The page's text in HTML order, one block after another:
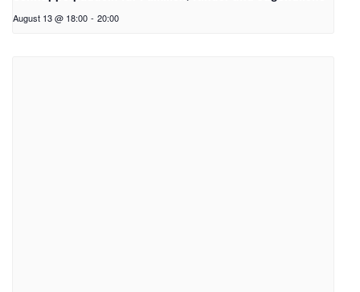
August 13 @ 18:00 - 20:00